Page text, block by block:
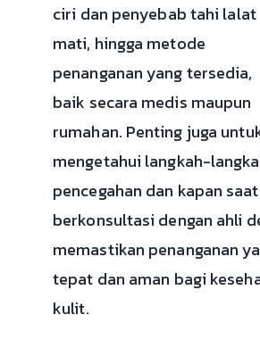
ciri dan penyebab tahi lalat
mati, hingga metode
penanganan yang tersedia,
baik secara medis maupun
rumahan. Penting juga
mengetahui langkah-
pencegahan dan kapan
berkonsultasi dengan ahli
memastikan penanganan
tepat dan aman bagi
kulit.